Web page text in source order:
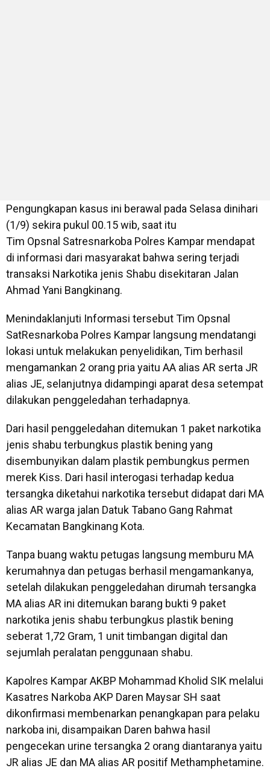
Pengungkapan kasus ini berawal pada Selasa dinihari
(1/9) sekira pukul 00.15 wib, saat itu
Tim Opsnal Satresnarkoba Polres Kampar mendapat
di informasi dari masyarakat bahwa sering terjadi
transaksi Narkotika jenis Shabu disekitaran Jalan
Ahmad Yani Bangkinang.
Menindaklanjuti Informasi tersebut Tim Opsnal
SatResnarkoba Polres Kampar langsung mendatangi
lokasi untuk melakukan penyelidikan, Tim berhasil
mengamankan 2 orang pria yaitu AA alias AR serta JR
alias JE, selanjutnya didampingi aparat desa setempat
dilakukan penggeledahan terhadapnya.
Dari hasil penggeledahan ditemukan 1 paket narkotika
jenis shabu terbungkus plastik bening yang
disembunyikan dalam plastik pembungkus permen
merek Kiss. Dari hasil interogasi terhadap kedua
tersangka diketahui narkotika tersebut didapat dari MA
alias AR warga jalan Datuk Tabano Gang Rahmat
Kecamatan Bangkinang Kota.
Tanpa buang waktu petugas langsung memburu MA
kerumahnya dan petugas berhasil mengamankanya,
setelah dilakukan penggeledahan dirumah tersangka
MA alias AR ini ditemukan barang bukti 9 paket
narkotika jenis shabu terbungkus plastik bening
seberat 1,72 Gram, 1 unit timbangan digital dan
sejumlah peralatan penggunaan shabu.
Kapolres Kampar AKBP Mohammad Kholid SIK melalui
Kasatres Narkoba AKP Daren Maysar SH saat
dikonfirmasi membenarkan penangkapan para pelaku
narkoba ini, disampaikan Daren bahwa hasil
pengecekan urine tersangka 2 orang diantaranya yaitu
JR alias JE dan MA alias AR positif Methamphetamine.